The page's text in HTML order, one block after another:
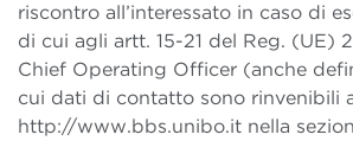
riscontro all’interessato in caso di
di cui agli artt. 15-21 del Reg. (UE)
Chief Operating Officer (anche
cui dati di contatto sono rinvenibili
http://www.bbs.unibo.it nella